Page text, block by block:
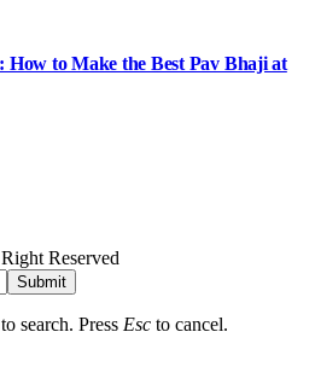
How to Make the Best Pav Bhaji at
Reserved
Submit
search. Press Esc to cancel.